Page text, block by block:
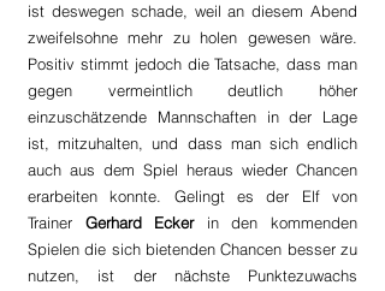
ist deswegen schade, weil an diesem Abend
zweifelsohne mehr zu holen gewesen wäre.
Positiv stimmt jedoch die Tatsache, dass man
gegen vermeintlich deutlich höher
einzuschätzende Mannschaften in der Lage
ist, mitzuhalten, und dass man sich endlich
auch aus dem Spiel heraus wieder Chancen
erarbeiten konnte. Gelingt es der Elf von
Trainer Gerhard Ecker in den kommenden
Spielen die sich bietenden Chancen besser zu
nutzen, ist der nächste Punktezuwachs